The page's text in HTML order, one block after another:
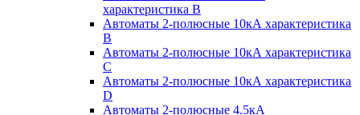
характеристика В
Автоматы 2-полюсные 10кА характеристика
B
Автоматы 2-полюсные 10кА характеристика
C
Автоматы 2-полюсные 10кА характеристика
D
Автоматы 2-полюсные 4.5кА